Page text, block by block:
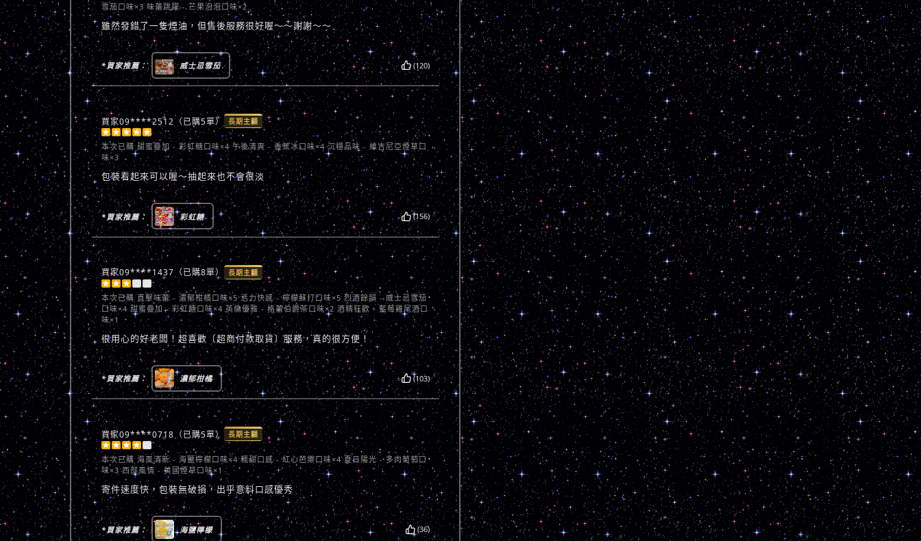
雪茄口味×3 味蕾跳躍 - 芒果泡泡口味×2
雖然發錯了一隻煙油，但售後服務很好喔～～謝謝～～
*買家推薦： 威士忌雪茄 (120)
買家09****2512（已購5單） 長期主顧
    
本次已購甜蜜疊加 - 彩虹糖口味×4 午後清爽 - 香蕉冰口味×4 沉穩品味 - 維吉尼亞煙草口
味×3
包裝看起來可以喔～抽起來也不會很淡
*買家推薦： 彩虹糖 (156)
買家09****1437（已購8單） 長期主顧
    
本次已購 直擊味蕾 - 濃郁柑橘口味×5 活力快感 - 檸檬蘇打口味×5 烈酒餘韻 - 威士忌雪茄
口味×4 甜蜜疊加 - 彩虹糖口味×4 英倫優雅 - 格蕾伯爵茶口味×2 酒精狂歡 - 藍莓雞尾酒口
味×1
很用心的好老闆！超喜歡〔超商付款取貨〕服務，真的很方便！
*買家推薦： 濃郁柑橘 (103)
買家09****0718（已購5單） 長期主顧
    
本次已購 海風清新 - 海鹽檸檬口味×4 糯甜口感 - 紅心芭樂口味×4 夏日陽光 - 多肉葡萄口
味×3 西部風情 - 美國煙草口味×1
寄件速度快，包裝無破損，出乎意料口感優秀
*買家推薦： 海鹽檸檬 (36)